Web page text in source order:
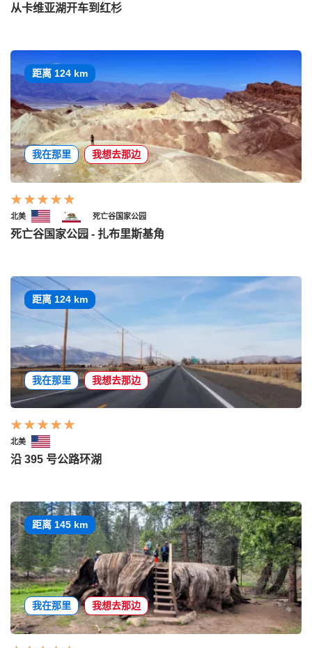
从卡维亚湖开车到红杉
距离 124 km
我在那里 我想去那边
北美 死亡谷国家公园
死亡谷国家公园 - 扎布里斯基角
距离 124 km
我在那里 我想去那边
北美
沿 395 号公路环湖
距离 145 km
我在那里 我想去那边